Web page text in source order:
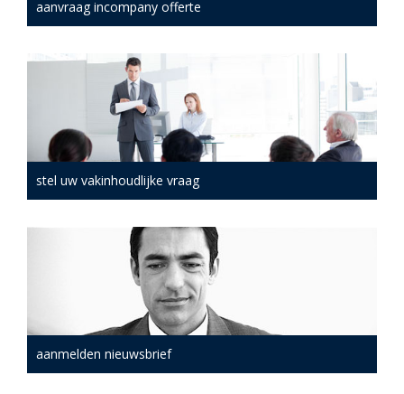
aanvraag incompany offerte
stel uw vakinhoudlijke vraag
aanmelden nieuwsbrief